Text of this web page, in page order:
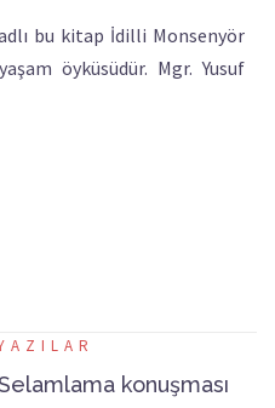
bu kitap İdilli Monsenyör
öyküsüdür. Mgr. Yusuf
konuşması